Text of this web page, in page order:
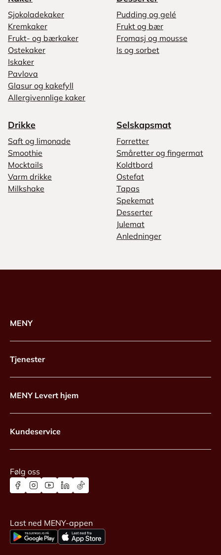
Sjokoladekaker
Kremkaker
Frukt- og bærkaker
Ostekaker
Iskaker
Pavlova
Glasur og kakefyll
Allergivennlige kaker
Pudding og gelé
Frukt og bær
Fromasj og mousse
Is og sorbet
Drikke
Saft og limonade
Smoothie
Mocktails
Varm drikke
Milkshake
Selskapsmat
Forretter
Småretter og fingermat
Koldtbord
Ostefat
Tapas
Spekemat
Desserter
Julemat
Anledninger
MENY
Tjenester
MENY Levert hjem
Kundeservice
Følg oss
Last ned MENY-appen